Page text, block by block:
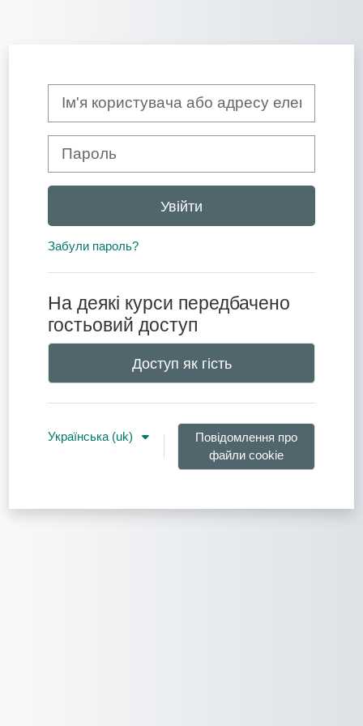
Увійти
Забули пароль?
На деякі курси передбачено
гостьовий доступ
Доступ як гість
Українська ‎(uk)‎
Повідомлення про
файли cookie